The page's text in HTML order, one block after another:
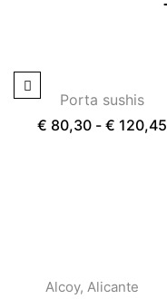
Porta sushis
€ 80,30 - € 120,45
Alcoy, Alicante